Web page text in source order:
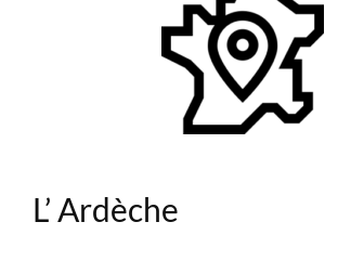
Le territoire
Transports en Ardèche
Cartographie
Villes et villages
Informations pratiques
A propos de l'Ardèche
L’ Ardèche